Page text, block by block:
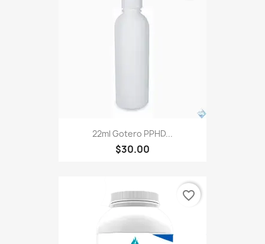
22ml Gotero PPHD...
$30.00
favorite_border